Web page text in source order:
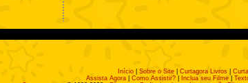
Início Sobre o Site Curtagora Livros
Assista Agora| Como Assistir?| Inclua seu Filme|